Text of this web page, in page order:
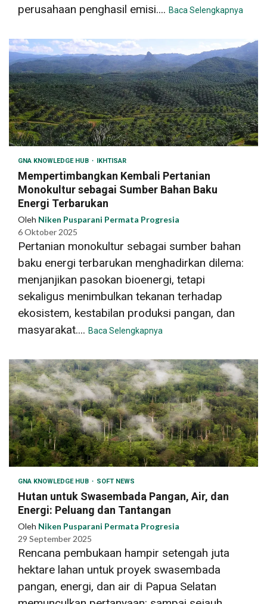
perusahaan penghasil emisi.... Baca Selengkapnya
GNA KNOWLEDGE HUB IKHTISAR
Mempertimbangkan Kembali Pertanian
Monokultur sebagai Sumber Bahan Baku
Energi Terbarukan
Oleh Niken Pusparani Permata Progresia
6 Oktober 2025
Pertanian monokultur sebagai sumber bahan
baku energi terbarukan menghadirkan dilema:
menjanjikan pasokan bioenergi, tetapi
sekaligus menimbulkan tekanan terhadap
ekosistem, kestabilan produksi pangan, dan
masyarakat.... Baca Selengkapnya
GNA KNOWLEDGE HUB SOFT NEWS
Hutan untuk Swasembada Pangan, Air, dan
Energi: Peluang dan Tantangan
Oleh Niken Pusparani Permata Progresia
29 September 2025
Rencana pembukaan hampir setengah juta
hektare lahan untuk proyek swasembada
pangan, energi, dan air di Papua Selatan